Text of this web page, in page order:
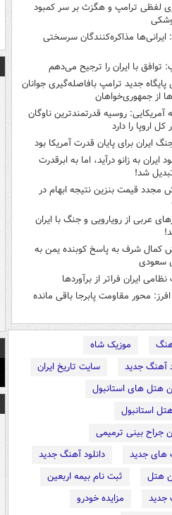
لفظی ترامپ و هگزث بر سر کمبود
مذاکره‌کنندگان سرسختی
توافق با ایران را ترجیح می‌دهم
جدید ترامپ بافاصله‌گیری جوانان
از جمهوری‌خواهان
آمریکایی: روسیه قدرتمندترین ناوگان
اروپا را دارد
ایران برای پایان قدرت آمریکا بود
ایران به زانو درآید، اما به ابرقدرت
شد!
مجدد قیمت بنزین نتیجه ابهام در
عربی از رویارویی و جنگ با ایران
کمال شرف به پاسخ کوبنده یمن به
سعودی
ایران فراتر از برآوردها
محور مقاومت پابرجا باقی مانده
موزیک شاه
آهنگ جدید
سایت تاریخ ایران
هتل های استانبول
استانبول
جراح بینی ترمیمی
های جدید
دانلود آهنگ جدید
هتل
ثبت نام بیمه اربعین
جدید
مزایده خودرو